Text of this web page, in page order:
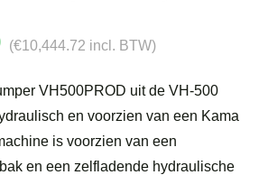
(€10,444.72 incl. BTW)
VH500PROD uit de VH-500
en voorzien van een Kama
is voorzien van een
en een zelfladende hydraulische